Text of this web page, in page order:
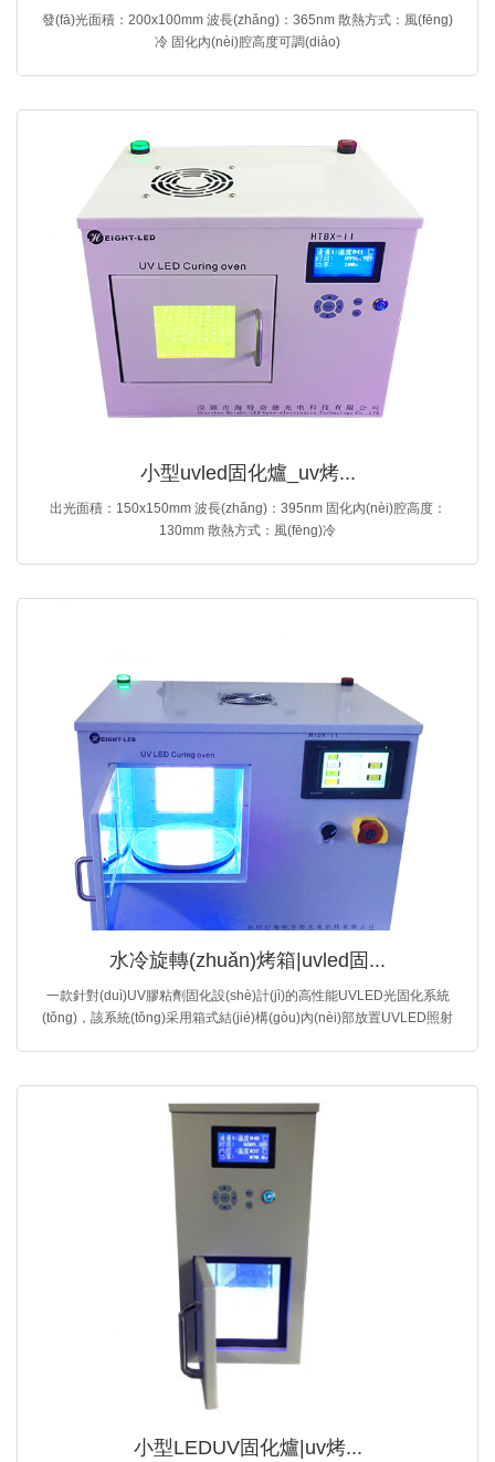
發(fā)光面積：200x100mm 波長(zhǎng)：365nm 散熱方式：風(fēng)
冷 固化內(nèi)腔高度可調(diào)
小型uvled固化爐_uv烤...
出光面積：150x150mm 波長(zhǎng)：395nm 固化內(nèi)腔高度：
130mm 散熱方式：風(fēng)冷
水冷旋轉(zhuǎn)烤箱|uvled固...
一款針對(duì)UV膠粘劑固化設(shè)計(jì)的高性能UVLED光固化系統
(tǒng)，該系統(tǒng)采用箱式結(jié)構(gòu)內(nèi)部放置UVLED照射
小型LEDUV固化爐|uv烤...